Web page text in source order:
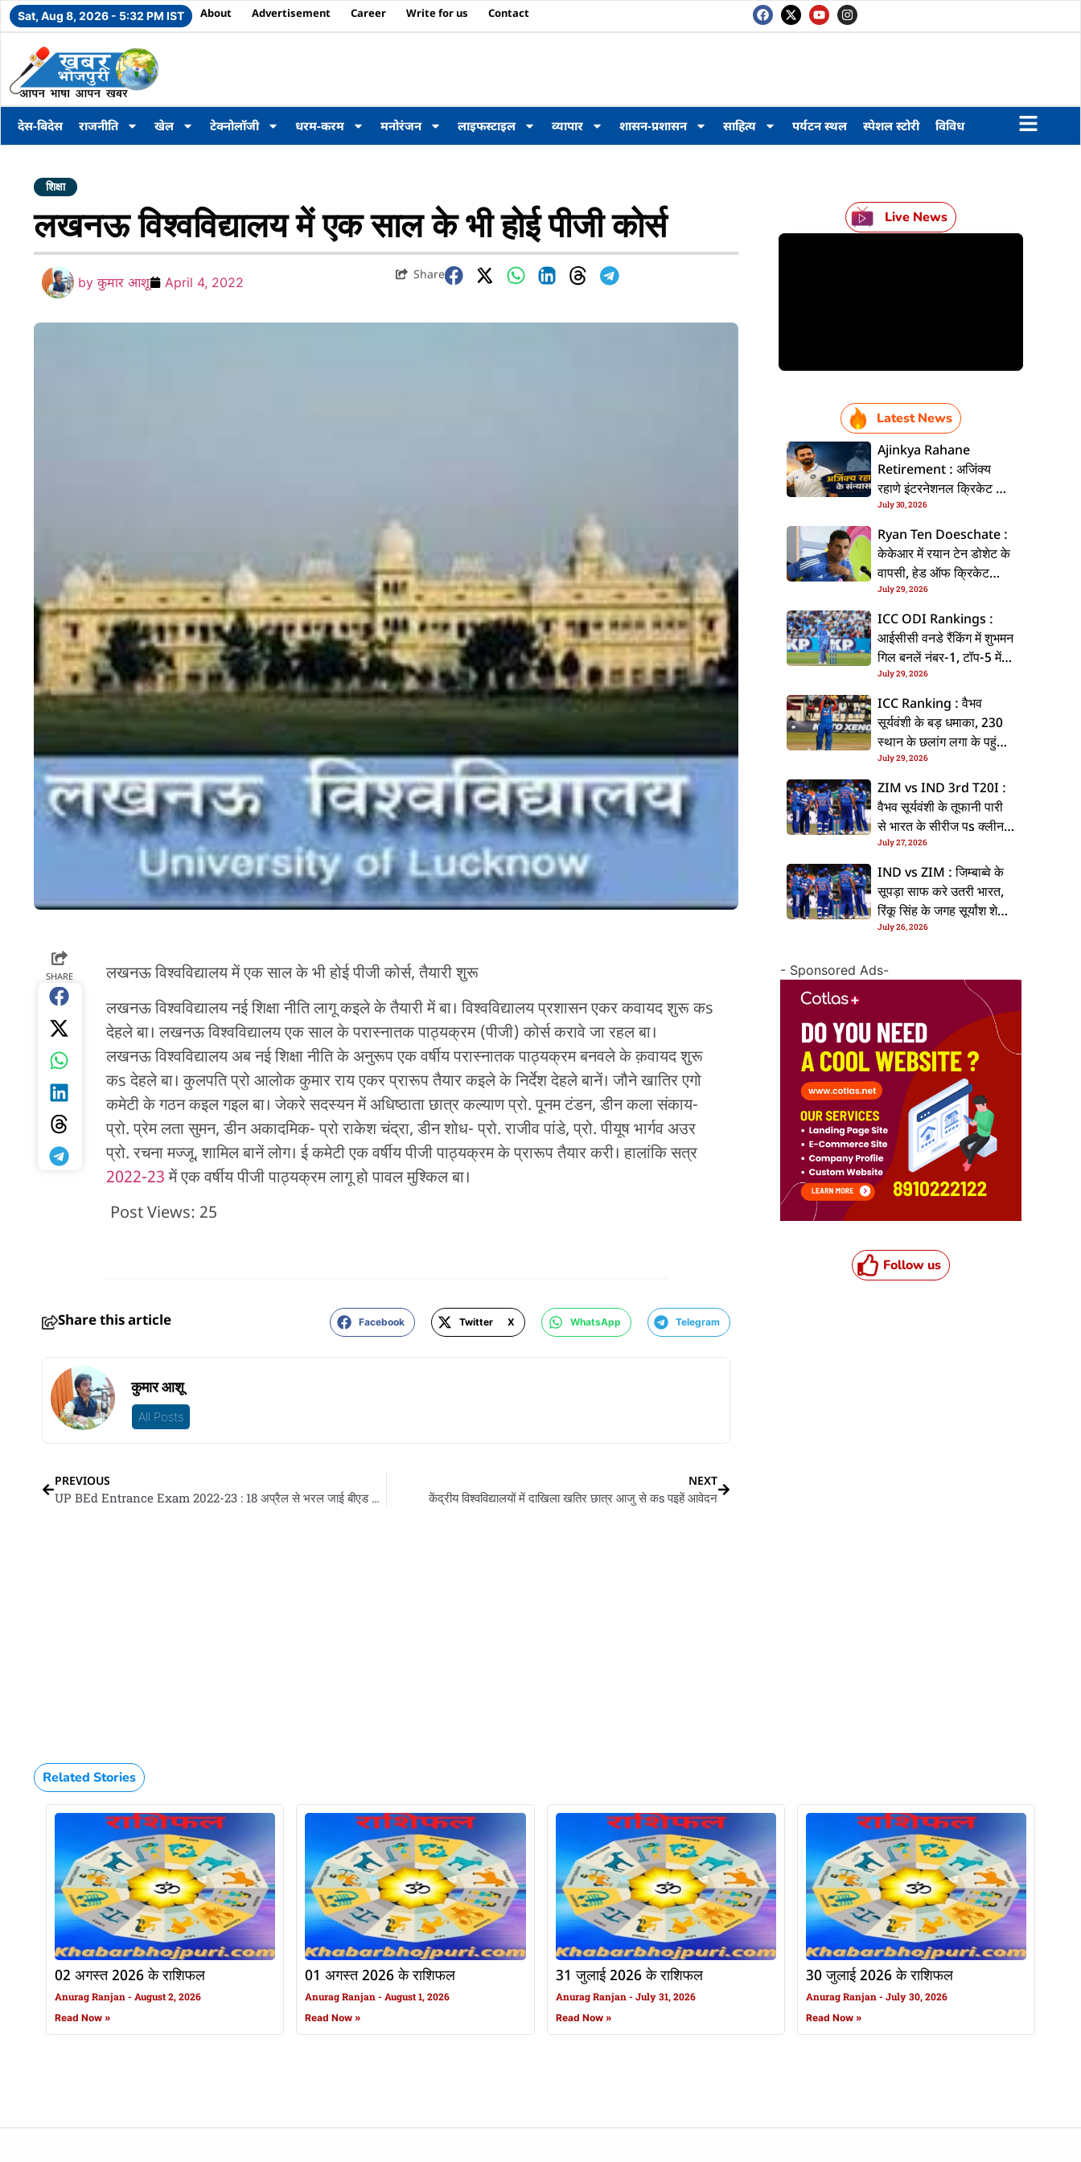
Sat, Aug 8, 2026 - 5:32 PM IST About Advertisement Career Write for us Contact
देस-बिदेस राजनीति खेल टेक्नोलॉजी धरम-करम मनोरंजन लाइफस्टाइल व्यापार शासन-प्रशासन साहित्य पर्यटन स्थल स्पेशल स्टोरी विविध
शिक्षा
लखनऊ विश्वविद्यालय में एक साल के भी होई पीजी कोर्स
by कुमार आशू April 4, 2022
Share
SHARE
लखनऊ विश्वविद्यालय में एक साल के भी होई पीजी कोर्स, तैयारी शुरू
लखनऊ विश्वविद्यालय नई शिक्षा नीति लागू कइले के तैयारी में बा। विश्वविद्यालय प्रशासन एकर कवायद शुरू कs
देहले बा। लखनऊ विश्वविद्यालय एक साल के परास्नातक पाठ्यक्रम (पीजी) कोर्स करावे जा रहल बा।
लखनऊ विश्वविद्यालय अब नई शिक्षा नीति के अनुरूप एक वर्षीय परास्नातक पाठ्यक्रम बनवले के क़वायद शुरू
कs देहले बा। कुलपति प्रो आलोक कुमार राय एकर प्रारूप तैयार कइले के निर्देश देहले बानें। जौने खातिर एगो
कमेटी के गठन कइल गइल बा। जेकरे सदस्यन में अधिष्ठाता छात्र कल्याण प्रो. पूनम टंडन, डीन कला संकाय-
प्रो. प्रेम लता सुमन, डीन अकादमिक- प्रो राकेश चंद्रा, डीन शोध- प्रो. राजीव पांडे, प्रो. पीयूष भार्गव अउर
प्रो. रचना मज्जू, शामिल बानें लोग। ई कमेटी एक वर्षीय पीजी पाठ्यक्रम के प्रारूप तैयार करी। हालांकि सत्र
2022-23में एक वर्षीय पीजी पाठ्यक्रम लागू हो पावल मुश्किल बा।
Post Views: 25
Share this article Facebook Twitter X WhatsApp Telegram
कुमार आशू
All Posts
PREVIOUS
UP BEd Entrance Exam 2022-23 : 18 अप्रैल से भरल जाई बीएड संयुक्त प्रवेश परीक्षा के आवेदन फारम
NEXT
केंद्रीय विश्वविद्यालयों में दाखिला खतिर छात्र आजु से कs पइहें आवेदन
Live News
Latest News
Ajinkya Rahane
Retirement : अजिंक्य
रहाणे इंटरनेशनल क्रिकेट से
ललें संन्यास, सोशल मीडिया
पs पोस्ट कs के कइलें एलान
July 30, 2026
Ryan Ten Doeschate :
केकेआर में रयान टेन डोशेट के
वापसी, हेड ऑफ क्रिकेट
स्ट्रेटजी के जिम्मेदारी संभरिहें
July 29, 2026
ICC ODI Rankings :
आईसीसी वनडे रैंकिंग में शुभमन
गिल बनलें नंबर-1, टॉप-5 में
भारत के तीन बल्लेबाज
July 29, 2026
ICC Ranking : वैभव
सूर्यवंशी के बड़ धमाका, 230
स्थान के छलांग लगा के पहुंचलें
48वां नंबर पs
July 29, 2026
ZIM vs IND 3rd T20I :
वैभव सूर्यवंशी के तूफानी पारी
से भारत के सीरीज पs क्लीन
स्वीप, जिम्बाब्वे 35 रन से
हारल
July 27, 2026
IND vs ZIM : जिम्बाब्वे के
सूपड़ा साफ करे उतरी भारत,
रिंकू सिंह के जगह सूर्यांश शेडगे
के मिल सकेला मवका
July 26, 2026
- Sponsored Ads-
Follow us
Related Stories
02 अगस्त 2026 के राशिफल
Anurag Ranjan August 2, 2026
Read Now »
01 अगस्त 2026 के राशिफल
Anurag Ranjan August 1, 2026
Read Now »
31 जुलाई 2026 के राशिफल
Anurag Ranjan July 31, 2026
Read Now »
30 जुलाई 2026 के राशिफल
Anurag Ranjan July 30, 2026
Read Now »